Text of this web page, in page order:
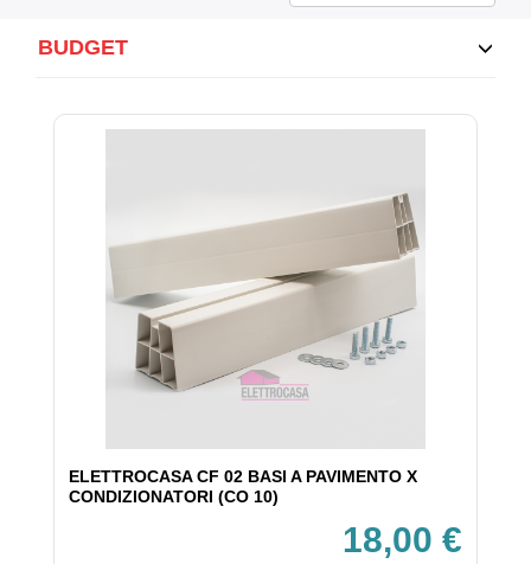
BUDGET
ELETTROCASA CF 02 BASI A PAVIMENTO X
CONDIZIONATORI (CO 10)
18,00 €